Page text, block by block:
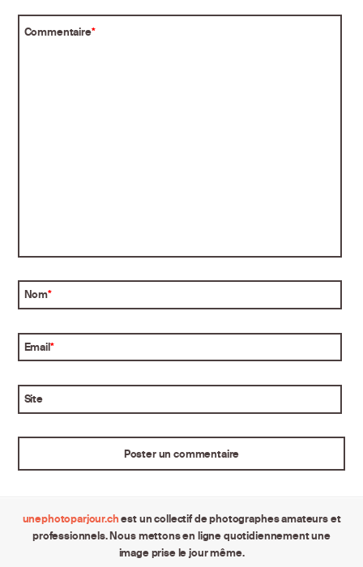
Commentaire*
Nom*
Email*
Site
unephotoparjour.chest un collectif de photographes amateurs et
professionnels. Nous mettons en ligne quotidiennement une
image prise le jour même.